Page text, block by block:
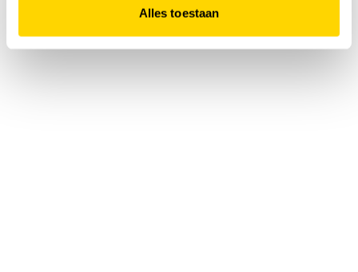
Alles toestaan